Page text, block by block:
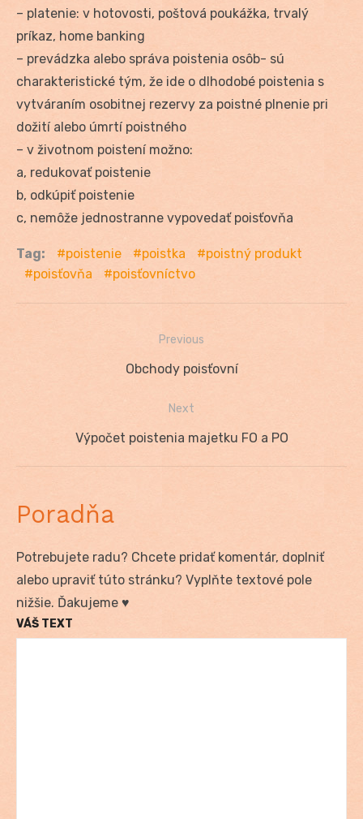
– platenie: v hotovosti, poštová poukážka, trvalý
príkaz, home banking
– prevádzka alebo správa poistenia osôb- sú
charakteristické tým, že ide o dlhodobé poistenia s
vytváraním osobitnej rezervy za poistné plnenie pri
dožití alebo úmrtí poistného
– v životnom poistení možno:
a, redukovať poistenie
b, odkúpiť poistenie
c, nemôže jednostranne vypovedať poisťovňa
Tag: poistenie poistka
poistný produkt
poisťovňa
poisťovníctvo
Navigácia
Previous
Previous
Obchody poisťovní
Next
Next
Výpočet poistenia majetku FO a PO
Poradňa
Potrebujete radu? Chcete pridať komentár, doplniť
alebo upraviť túto stránku? Vyplňte textové pole
nižšie. Ďakujeme ♥
VÁŠ TEXT